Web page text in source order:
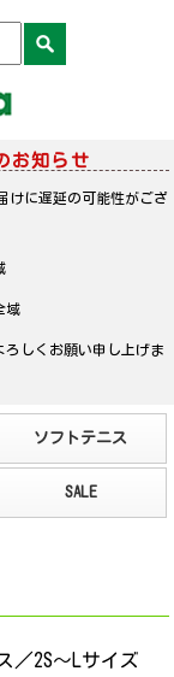
お知らせ
けに遅延の可能性がござ
域
しくお願い申し上げま
／2S～Lサイズ